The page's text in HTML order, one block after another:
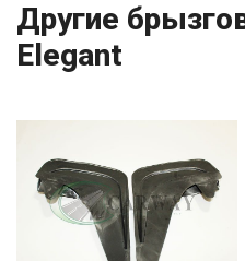
Другие
Elegant